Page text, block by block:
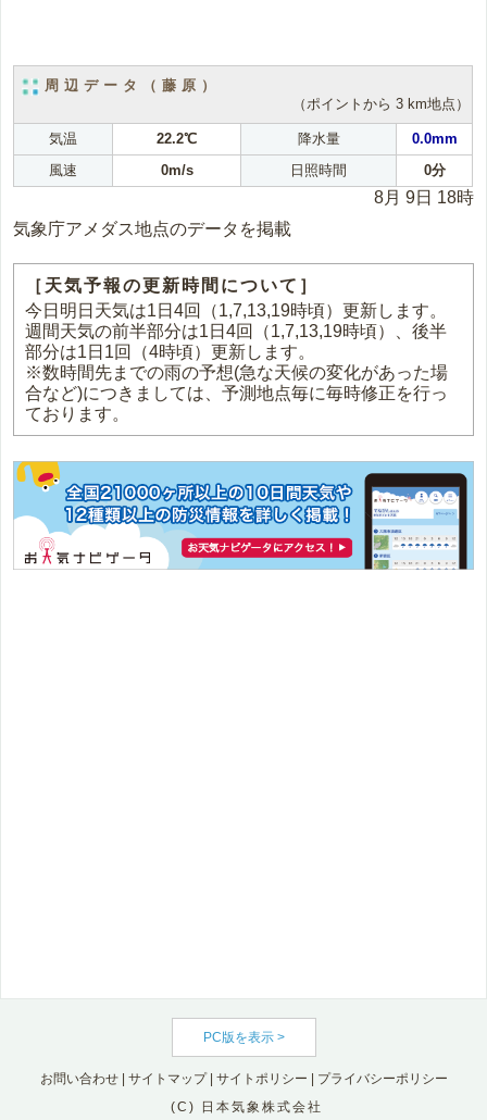
周辺データ（藤原）
（ポイントから 3 km地点）
気温 22.2℃ 降水量
0.0mm
風速
0m/s 日照時間 0分
8月 9日 18時
気象庁アメダス地点のデータを掲載
［天気予報の更新時間について］
今日明日天気は1日4回（1,7,13,19時頃）更新します。
週間天気の前半部分は1日4回（1,7,13,19時頃）、後半
部分は1日1回（4時頃）更新します。
※数時間先までの雨の予想(急な天候の変化があった場
合など)につきましては、予測地点毎に毎時修正を行っ
ております。
PC版を表示 >
お問い合わせ| サイトマップ| サイトポリシー
プライバシーポリシー
(C) 日本気象株式会社